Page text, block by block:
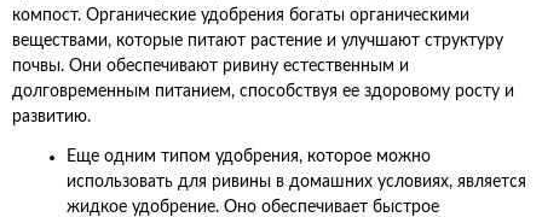
компост. Органические удобрения богаты органическими
веществами, которые питают растение и улучшают структуру
почвы. Они обеспечивают ривину естественным и
долговременным питанием, способствуя ее здоровому росту и
развитию.
Еще одним типом удобрения, которое можно
использовать для ривины в домашних условиях, является
жидкое удобрение. Оно обеспечивает быстрое